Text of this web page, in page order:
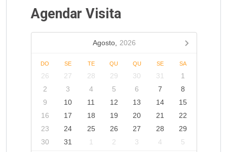
Agendar Visita
Agosto, 2026
DO SE TE QU QU SE SA
26 27 28 29 30 31
1
2
3 4 5 6 7
8
9
10 11 12 13 14
15
16
17 18 19 20 21
22
23
24 25 26 27 28
29
30
31 1 2 3 4 5